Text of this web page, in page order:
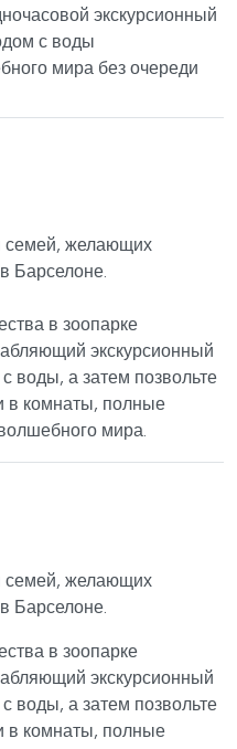
экскурсионный
с воды
мира без очереди
семей, желающих
Барселоне.
в зоопарке
экскурсионный
воды, а затем позвольте
в комнаты, полные
мира.
семей, желающих
Барселоне.
в зоопарке
экскурсионный
воды, а затем позвольте
в комнаты, полные